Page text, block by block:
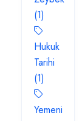
(1)
Hukuk
Tarihi
(1)
Yemeni